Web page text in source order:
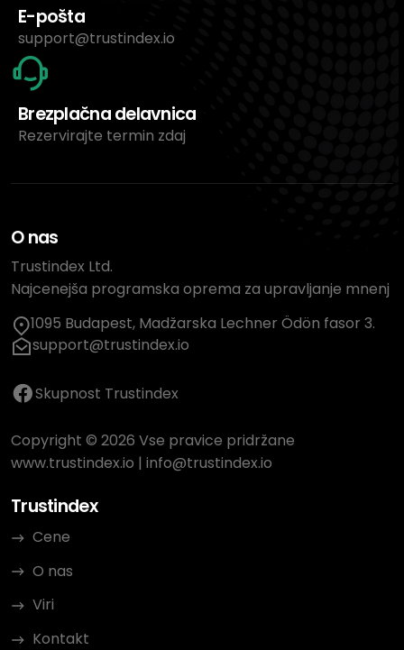
E-pošta
support@trustindex.io
Brezplačna delavnica
Rezervirajte termin zdaj
O nas
Trustindex Ltd.
Najcenejša programska oprema za upravljanje mnenj
1095 Budapest, Madžarska Lechner Ödön fasor 3.
support@trustindex.io
Skupnost Trustindex
Copyright © 2026 Vse pravice pridržane
www.trustindex.io | info@trustindex.io
Trustindex
Cene
O nas
Viri
Kontakt